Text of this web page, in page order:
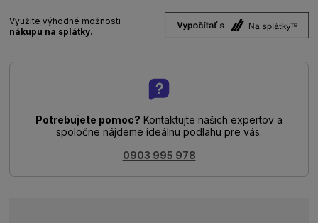
Využite výhodné možnosti
nákupu na splátky.
Potrebujete pomoc? Kontaktujte našich expertov a
spoločne nájdeme ideálnu podlahu pre vás.
0903 995 978